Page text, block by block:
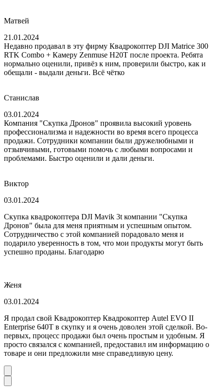
Матвей
21.01.2024
Недавно продавал в эту фирму Квадрокоптер DJI Matrice 300
RTK Combo + Камеру Zenmuse H20T после проекта. Ребята
нормально оценили, привёз к ним, проверили быстро, как и
обещали - выдали деньги. Всё чётко
Станислав
03.01.2024
Компания "Скупка Дронов" проявила высокий уровень
профессионализма и надежности во время всего процесса
продажи. Сотрудники компании были дружелюбными и
отзывчивыми, готовыми помочь с любыми вопросами и
проблемами. Быстро оценили и дали деньги.
Виктор
03.01.2024
Скупка квадрокоптера DJI Mavik 3t компании "Скупка
Дронов" была для меня приятным и успешным опытом.
Сотрудничество с этой компанией порадовало меня и
подарило уверенность в том, что мои продукты могут быть
успешно проданы. Благодарю
Женя
03.01.2024
Я продал свой Квадрокоптер Квадрокоптер Autel EVO II
Enterprise 640T в скупку и я очень доволен этой сделкой. Во-
первых, процесс продажи был очень простым и удобным. Я
просто связался с компанией, предоставил им информацию о
товаре и они предложили мне справедливую цену.